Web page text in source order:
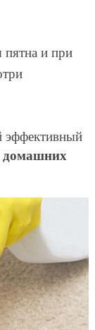
и при
эффективный
домашних